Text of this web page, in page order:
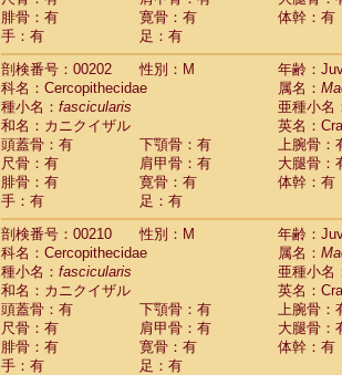
腓骨：有
寛骨：有
体幹：有
手：有
足：有
剖検番号：00202
性別：M
年齢：
科名：Cercopithecidae
属名：
種小名： fascicularis
亜種小名
和名：カニクイザル
英名：
頭蓋骨：有
下顎骨：有
上腕骨：
尺骨：有
肩甲骨：有
大腿骨：
腓骨：有
寛骨：有
体幹：有
手：有
足：有
剖検番号：00210
性別：M
年齢：
科名：Cercopithecidae
属名：
種小名： fascicularis
亜種小名
和名：カニクイザル
英名：
頭蓋骨：有
下顎骨：有
上腕骨：
尺骨：有
肩甲骨：有
大腿骨：
腓骨：有
寛骨：有
体幹：有
手：有
足：有